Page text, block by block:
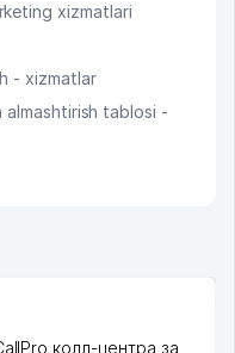
xizmatlari
- xizmatlar
tablosi -
колл-центра за